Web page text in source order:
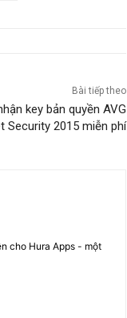
Bài tiếp theo
key bản quyền AVG
Security 2015 miễn phí
cho Hura Apps - một